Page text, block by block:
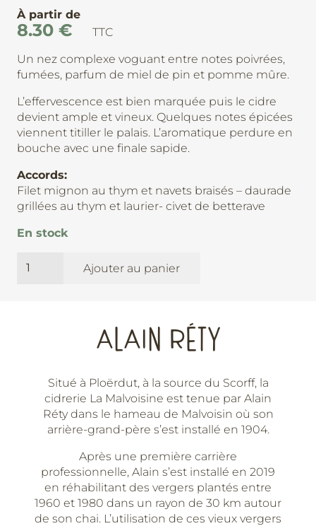
À partir de
8.30 €
TTC
Un nez complexe voguant entre notes poivrées,
fumées, parfum de miel de pin et pomme mûre.
L’effervescence est bien marquée puis le cidre
devient ample et vineux. Quelques notes épicées
viennent titiller le palais. L’aromatique perdure en
bouche avec une finale sapide.
Accords:
Filet mignon au thym et navets braisés – daurade
grillées au thym et laurier- civet de betterave
En stock
de
Ajouter au panier
ALAIN RÉTY
Situé à Ploërdut, à la source du Scorff, la
cidrerie La Malvoisine est tenue par Alain
Réty dans le hameau de Malvoisin où son
arrière-grand-père s’est installé en 1904.
Après une première carrière
professionnelle, Alain s’est installé en 2019
en réhabilitant des vergers plantés entre
1960 et 1980 dans un rayon de 30 km autour
de son chai. L’utilisation de ces vieux vergers